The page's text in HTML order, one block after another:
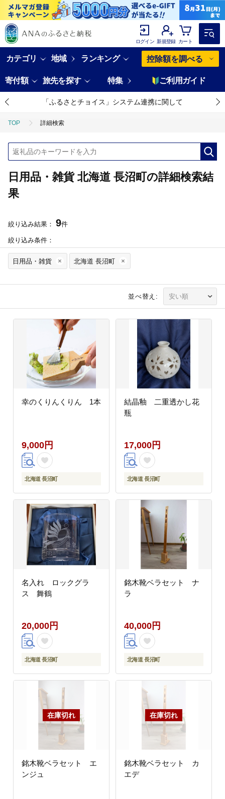
ログイン 新規登録 カート
カテゴリ 地域 ランキング 控除額を調べる
寄付額 旅先を探す 特集 ご利用ガイド
「ふるさとチョイス」システム連携に関して
TOP 詳細検索
日用品・雑貨 北海道 長沼町の詳細検索結
果
絞り込み結果： 9件
絞り込み条件：
日用品・雑貨 北海道 長沼町
並べ替え:
幸のくりんくりん 1本
9,000円
北海道 長沼町
結晶釉 二重透かし花
瓶
17,000円
北海道 長沼町
名入れ ロックグラ
ス 舞鶴
20,000円
北海道 長沼町
銘木靴ベラセット ナ
ラ
40,000円
北海道 長沼町
銘木靴ベラセット エ
ンジュ
銘木靴ベラセット カ
エデ